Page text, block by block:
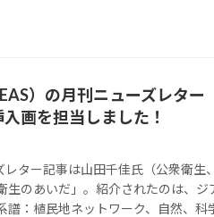
）の月刊ニューズレター
画を担当しました！
ター記事は山田千佳氏（公衆衛生
生のあいだ」。紹介されたのは、ジ
譜：植民地ネットワーク、自然、科